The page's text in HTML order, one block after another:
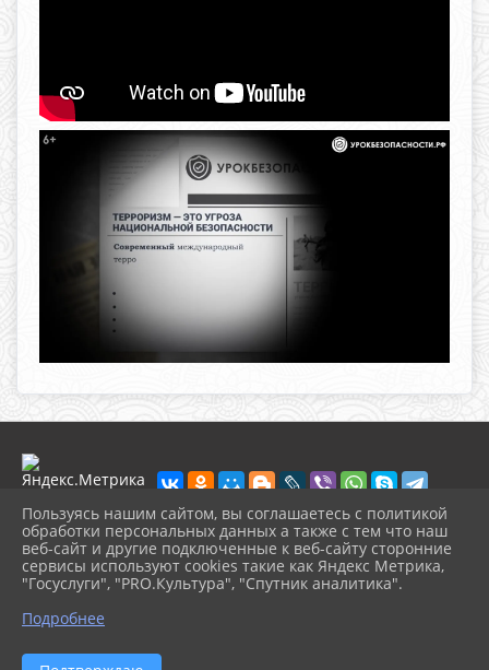
2026 г. muzeikim.ru
Вход
Карта сайта
Политика обработки персональных данных
Сделано на KubCMS
Пользуясь нашим сайтом, вы соглашаетесь с политикой
обработки персональных данных а также с тем что наш
веб-сайт и другие подключенные к веб-сайту сторонние
сервисы используют cookies такие как Яндекс Метрика,
"Госуслуги", "PRO.Культура", "Спутник аналитика".
Подробнее